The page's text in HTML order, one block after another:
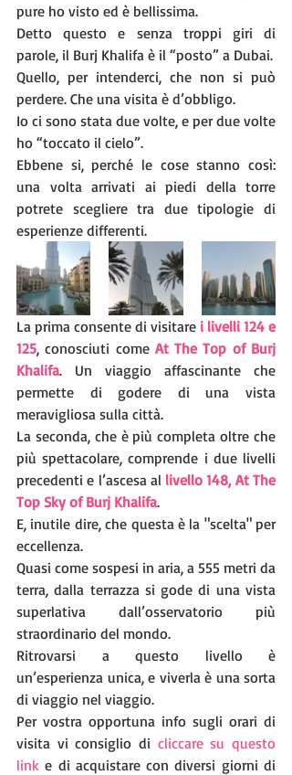
pure ho visto ed è bellissima.
Detto questo e senza troppi giri di
Quello, per intenderci, che non si può
perdere. Che una visita è d’obbligo.
Io ci sono stata due volte, e per due volte
ho “toccato il cielo”.
Ebbene si, perché le cose stanno così:
una volta arrivati ai piedi della torre
potrete scegliere tra due tipologie di
esperienze differenti.
La prima consente di visitare i livelli 124 e
125, conosciuti come At The Top of Burj
Khalifa. Un viaggio affascinante che
permette di godere di una vista
meravigliosa sulla città.
La seconda, che è più completa oltre che
più spettacolare, comprende i due livelli
precedenti e l’ascesa al livello 148, At The
Top Sky of Burj Khalifa.
E, inutile dire, che questa è la "scelta" per
eccellenza.
Quasi come sospesi in aria, a 555 metri da
terra, dalla terrazza si gode di una vista
superlativa dall’osservatorio più
straordinario del mondo.
Ritrovarsi a questo livello è
un’esperienza unica, e viverla è una sorta
di viaggio nel viaggio.
Per vostra opportuna info sugli orari di
visita vi consiglio di cliccare su questo
link e di acquistare con diversi giorni di